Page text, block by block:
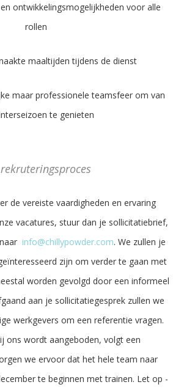
ontwikkelingsmogelijkheden voor alle
rollen
maaltijden tijdens de dienst
maar professionele teamsfeer om van
te genieten
de vereiste vaardigheden en ervaring
vacatures, stuur dan je sollicitatiebrief,
info@chillypowder.com. We zullen je
zijn om verder te gaan met
worden gevolgd door een informeel
aan je sollicitatiegesprek zullen we
werkgevers om een referentie vragen.
ons wordt aangeboden, volgt een
we ervoor dat het hele team naar
te beginnen met trainen. Let op -